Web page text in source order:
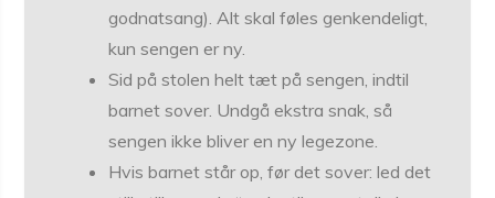
godnatsang). Alt skal føles genkendeligt,
kun sengen er ny.
Sid på stolen helt tæt på sengen, indtil
barnet sover. Undgå ekstra snak, så
sengen ikke bliver en ny legezone.
Hvis barnet står op, før det sover: led det